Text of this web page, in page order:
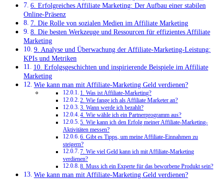
6. Erfolgreiches Affiliate Marketing: Der Aufbau einer stabilen
Online-Präsenz
7. Die Rolle von sozialen Medien im Affiliate Marketing
8. Die besten Werkzeuge und Ressourcen für effizientes Affiliate
Marketing
9. Analyse und Überwachung der Affiliate-Marketing-Leistung:
KPIs und Metriken
10. Erfolgsgeschichten und inspirierende Beispiele im Affiliate
Marketing
Wie kann man mit Affiliate-Marketing Geld verdienen?
1. Was ist Affiliate-Marketing?
2. Wie fange ich als Affiliate Marketer an?
3. Wann werde ich bezahlt?
4. Wie wähle ich ein Partnerprogramm aus?
5. Wie kann ich den Erfolg meiner Affiliate-Marketing-
Aktivitäten messen?
6. Gibt es Tipps, um meine Affiliate-Einnahmen zu
steigern?
7. Wie viel Geld kann ich mit Affiliate-Marketing
verdienen?
8. Muss ich ein Experte für das beworbene Produkt sein?
Wie kann man mit Affiliate-Marketing Geld verdienen?